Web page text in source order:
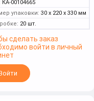
КА-00104665
упаковки: 30 x 220 x 330 мм
20 шт.
сделать заказ
войти в личный